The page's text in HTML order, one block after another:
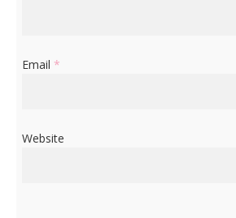
Email *
Website